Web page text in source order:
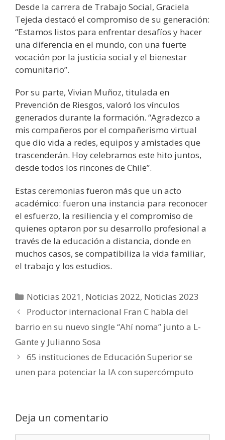
Desde la carrera de Trabajo Social, Graciela
Tejeda destacó el compromiso de su generación:
“Estamos listos para enfrentar desafíos y hacer
una diferencia en el mundo, con una fuerte
vocación por la justicia social y el bienestar
comunitario”.
Por su parte, Vivian Muñoz, titulada en
Prevención de Riesgos, valoró los vínculos
generados durante la formación. “Agradezco a
mis compañeros por el compañerismo virtual
que dio vida a redes, equipos y amistades que
trascenderán. Hoy celebramos este hito juntos,
desde todos los rincones de Chile”.
Estas ceremonias fueron más que un acto
académico: fueron una instancia para reconocer
el esfuerzo, la resiliencia y el compromiso de
quienes optaron por su desarrollo profesional a
través de la educación a distancia, donde en
muchos casos, se compatibiliza la vida familiar,
el trabajo y los estudios.
Noticias 2021 , Noticias 2022, Noticias 2023
Productor internacional Fran C habla del
barrio en su nuevo single “Ahí noma” junto a L-
Gante y Julianno Sosa
65 instituciones de Educación Superior se
unen para potenciar la IA con supercómputo
Deja un comentario